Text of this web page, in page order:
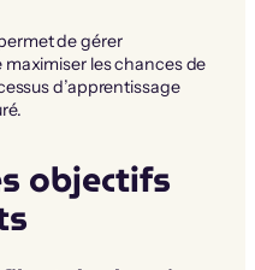
de gérer
les chances de
d’apprentissage
objectifs